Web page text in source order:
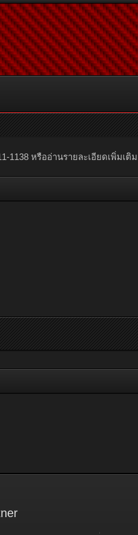
1138 หรืออ่านรายละเอียดเพิ่มเติ